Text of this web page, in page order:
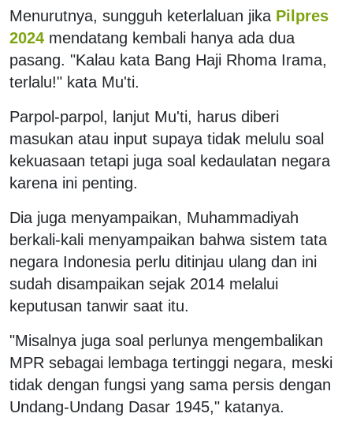
Menurutnya, sungguh keterlaluan jika Pilpres
2024 mendatang kembali hanya ada dua
pasang. "Kalau kata Bang Haji Rhoma Irama,
terlalu!" kata Mu'ti.
Parpol-parpol, lanjut Mu'ti, harus diberi
masukan atau input supaya tidak melulu soal
kekuasaan tetapi juga soal kedaulatan negara
karena ini penting.
Dia juga menyampaikan, Muhammadiyah
berkali-kali menyampaikan bahwa sistem tata
negara Indonesia perlu ditinjau ulang dan ini
sudah disampaikan sejak 2014 melalui
keputusan tanwir saat itu.
"Misalnya juga soal perlunya mengembalikan
MPR sebagai lembaga tertinggi negara, meski
tidak dengan fungsi yang sama persis dengan
Undang-Undang Dasar 1945," katanya.